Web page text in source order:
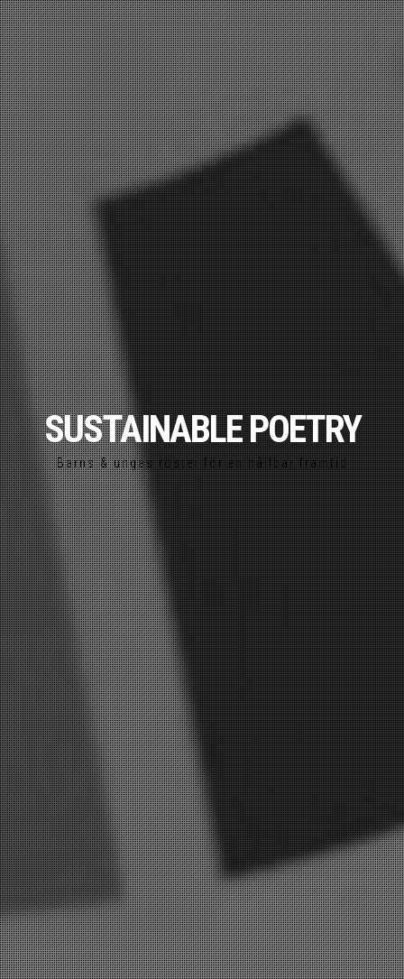
SUSTAINABLE POETRY
Barns & ungas röster för en hållbar framtid